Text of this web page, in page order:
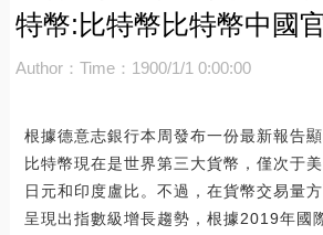
特幣:比特幣比特幣中國
Author： Time：1900/1/1 0:00:00
根據德意志銀行本周發布一份最新報告
比特幣現在是世界第三大貨幣，僅次于
日元和印度盧比。不過，在貨幣交易量
呈現出指數級增長趨勢，根據2019年國